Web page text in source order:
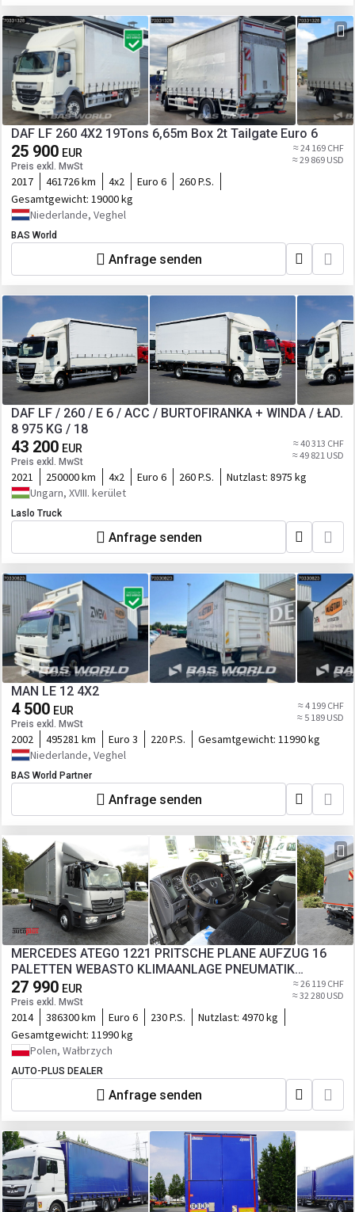
DAF LF 260 4X2 19Tons 6,65m Box 2t Tailgate Euro 6
25 900 EUR
Preis exkl. MwSt
≈ 24 169 CHF
≈ 29 869 USD
2017 461726 km 4x2 Euro 6
260 P.S.
Gesamtgewicht: 19000 kg
Niederlande, Veghel
BAS World
Anfrage senden
DAF LF / 260 / E 6 / ACC / BURTOFIRANKA + WINDA / ŁAD.
8 975 KG / 18
43 200 EUR
Preis exkl. MwSt
≈ 40 313 CHF
≈ 49 821 USD
2021 250000 km 4x2 Euro 6 260 P.S. Nutzlast: 8975 kg
Ungarn, XVIII. kerület
Laslo Truck
Anfrage senden
MAN LE 12 4X2
4 500 EUR
Preis exkl. MwSt
≈ 4 199 CHF
≈ 5 189 USD
2002 495281 km Euro 3 220 P.S. Gesamtgewicht: 11990 kg
Niederlande, Veghel
BAS World Partner
Anfrage senden
MERCEDES ATEGO 1221 PRITSCHE PLANE AUFZUG 16
PALETTEN WEBASTO KLIMAANLAGE PNEUMATIK
27 990 EUR
Preis exkl. MwSt
≈ 26 119 CHF
≈ 32 280 USD
2014 386300 km Euro 6 230 P.S. Nutzlast: 4970 kg
Gesamtgewicht: 11990 kg
Polen, Wałbrzych
AUTO-PLUS DEALER
Anfrage senden